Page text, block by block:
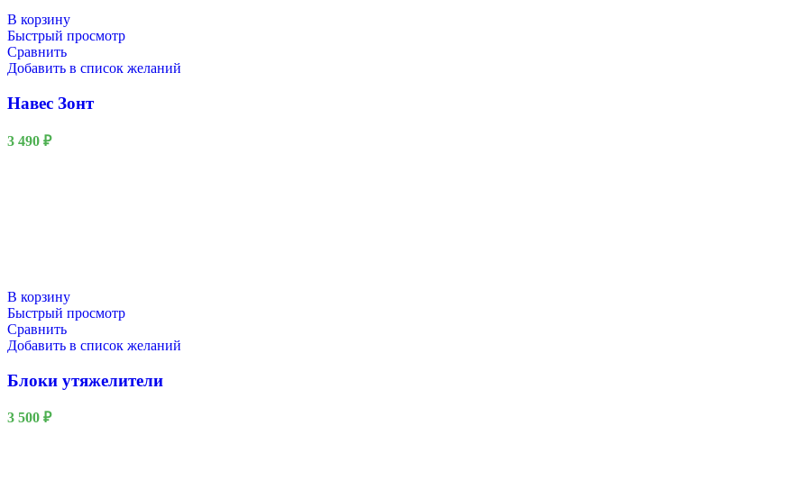
В корзину
Быстрый просмотр
Сравнить
Добавить в список желаний
Навес Зонт
3 490 ₽
В корзину
Быстрый просмотр
Сравнить
Добавить в список желаний
Блоки утяжелители
3 500 ₽